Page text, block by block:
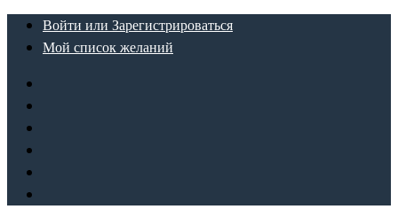
ПерейтиВойти или Зарегистрироваться
Мой список желаний